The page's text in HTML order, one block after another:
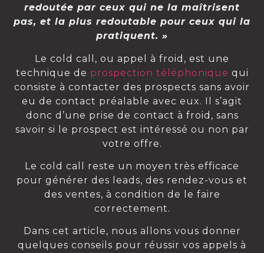
redoutée par ceux qui ne la maîtrisent
pas, et la plus redoutable pour ceux qui la
pratiquent. »
Le cold call, ou appel à froid, est une
technique de prospection téléphonique qui
consiste à contacter des prospects sans avoir
eu de contact préalable avec eux. Il s’agit
donc d’une prise de contact à froid, sans
savoir si le prospect est intéressé ou non par
votre offre.
Le cold call reste un moyen très efficace
pour générer des leads, des rendez-vous et
des ventes, à condition de le faire
correctement.
Dans cet article, nous allons vous donner
quelques conseils pour réussir vos appels à